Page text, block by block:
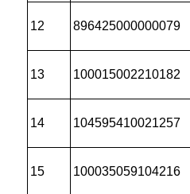
12 896425000000079
13 100015002210182
14 104595410021257
15 100035059104216